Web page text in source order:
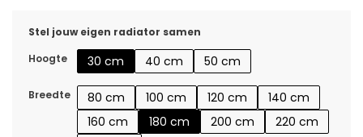
Stel jouw eigen radiator samen
Hoogte
30 cm 40 cm 50 cm
Breedte 80 cm 100 cm 120 cm
140 cm
160 cm
180 cm 200 cm
220 cm